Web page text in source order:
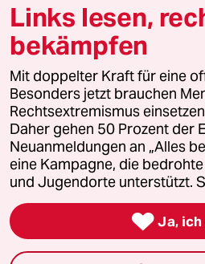
© 2026 taz Verlags und Vertriebs
Alle Rechte vorbehalten. Bei rechtlichen
wenden Sie sich bitte an
lizenzen@taz.de
Feedback Redaktionsstatut
Leitlinie Informant
Seitenwende Einwilligungen
Links lesen,
bekämpfen
Mit doppelter Kraft für eine
Besonders jetzt brauchen
Rechtsextremismus
Daher gehen 50 Prozent der
Neuanmeldungen an „Alles
eine Kampagne, die
und Jugendorte unterstützt.
 Ja, ich